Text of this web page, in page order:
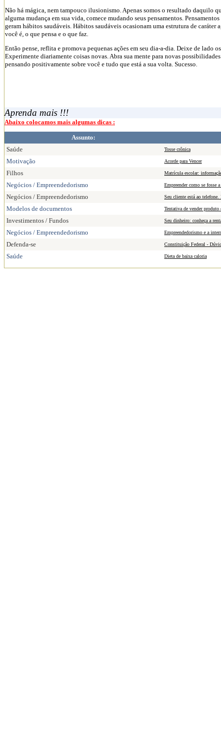
Não há mágica, nem tampouco ilusionismo. Apenas somos o resultado daquilo
alguma mudança em sua vida, comece mudando seus pensamentos.
geram hábitos saudáveis. Hábitos saudáveis ocasionam uma estrutura de
você é, o que pensa e o que faz.
Então pense, reflita e promova pequenas ações em seu dia-a-dia. Deixe de lado
Experimente diariamente coisas novas. Abra sua mente para novas
pensando positivamente sobre você e tudo que está a sua volta. Sucesso.
Aprenda mais !!!
Abaixo colocamos mais algumas dicas :
Assunto:
Saúde
Tosse crônica
Motivação Acorde para Vencer
Filhos Matrícula escolar:
Negócios / Empreendedorismo Empreender como se fosse
Negócios / Empreendedorismo Seu cliente está ao telefone.
Modelos de documentos Tentativa de vender produto
Investimentos / Fundos Seu dinheiro: conheça a
Negócios / Empreendedorismo Empreendedorismo e a
Defenda-se Constituição Federal -
Saúde Dieta de baixa caloria